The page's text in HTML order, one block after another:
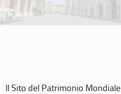
Il Sito del Patrimonio Mondiale